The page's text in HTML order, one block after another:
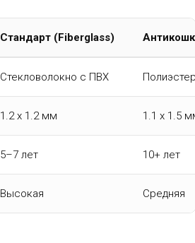
Стандарт (Fiberglass)
Стекловолокно с ПВХ
1.2 x 1.2 мм 1.1 x 1.5
5–7 лет 10+ лет
Высокая Средняя